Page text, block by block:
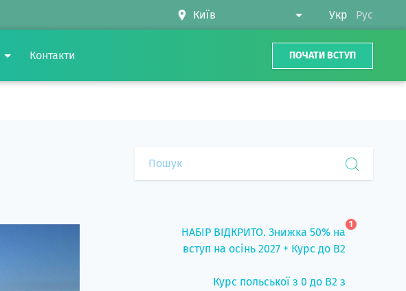
Укр Рус
Контакти ПОЧАТИ ВСТУП
НАБІР ВІДКРИТО. Знижка 50% на
вступ на осінь 2027 + Курс до B2
1
Курс польської з 0 до B2 з